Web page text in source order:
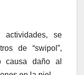
se
de “swipol”,
causa daño al